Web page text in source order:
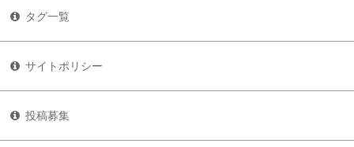
タグ一覧
サイトポリシー
投稿募集